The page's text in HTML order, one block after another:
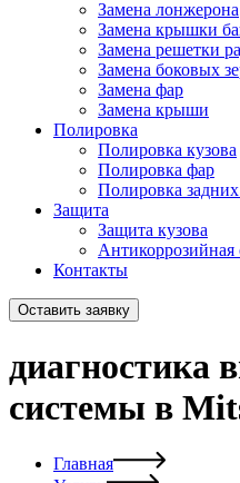
Замена лонжерона
Замена крышки
Замена решетки
Замена боковых
Замена фар
Замена крыши
Полировка
Полировка кузова
Полировка фар
Полировка
Защита
Защита кузова
Антикоррозийная
Контакты
Оставить заявку
диагностика
системы в
Главная